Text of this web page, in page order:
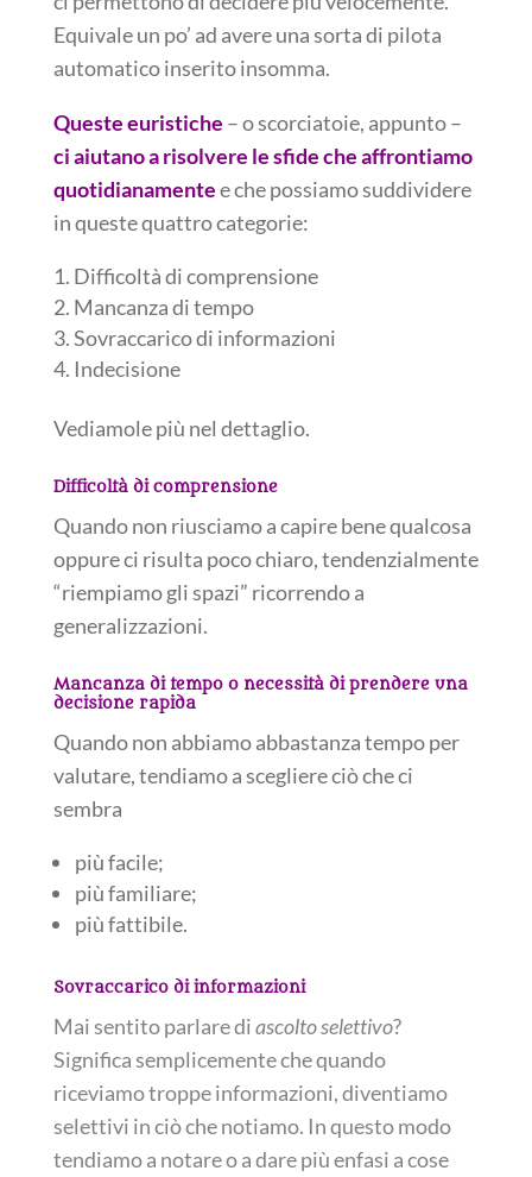
Equivale un po’ ad avere una sorta di pilota
automatico inserito insomma.
Queste euristiche – o scorciatoie, appunto –
ci aiutano a risolvere le sfide che affrontiamo
quotidianamentee che possiamo suddividere
in queste quattro categorie:
Difficoltà di comprensione
Mancanza di tempo
Sovraccarico di informazioni
Indecisione
Vediamole più nel dettaglio.
Difficoltà di comprensione
Quando non riusciamo a capire bene qualcosa
oppure ci risulta poco chiaro, tendenzialmente
“riempiamo gli spazi” ricorrendo a
generalizzazioni.
Mancanza di tempo o necessità di prendere una
decisione rapida
Quando non abbiamo abbastanza tempo per
valutare, tendiamo a scegliere ciò che ci
sembra
più facile;
più familiare;
più fattibile.
Sovraccarico di informazioni
Mai sentito parlare diascolto selettivo?
Significa semplicemente che quando
riceviamo troppe informazioni, diventiamo
selettivi in ciò che notiamo. In questo modo
tendiamo a notare o a dare più enfasi a cose